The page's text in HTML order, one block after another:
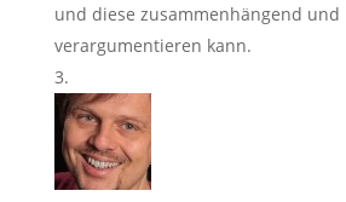
und diese zusammenhängend und
verargumentieren kann.